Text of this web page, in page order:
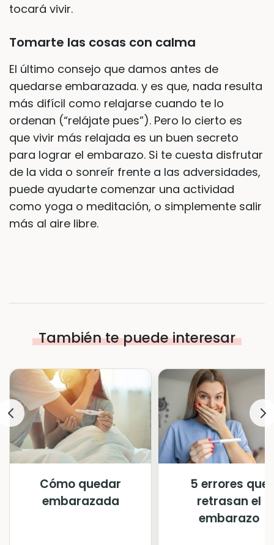
tocará vivir.
Tomarte las cosas con calma
El último consejo que damos antes de
quedarse embarazada. y es que, nada resulta
más difícil como relajarse cuando te lo
ordenan (“relájate pues”). Pero lo cierto es
que vivir más relajada es un buen secreto
para lograr el embarazo. Si te cuesta disfrutar
de la vida o sonreír frente a las adversidades,
puede ayudarte comenzar una actividad
como yoga o meditación, o simplemente salir
más al aire libre.
También te puede interesar
Cómo quedar
embarazada
5 errores que
retrasan el
embarazo